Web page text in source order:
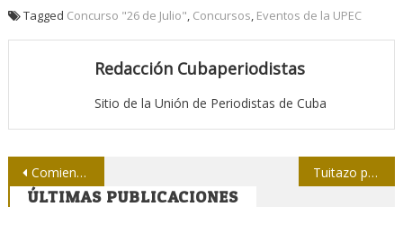
Tagged Concurso "26 de Julio", Concursos, Eventos de la UPEC
Redacción Cubaperiodistas
Sitio de la Unión de Periodistas de Cuba
Navegación
de
Comienza jornada por los 70 años de Radio Sancti Spíritus Tuitazo por los 10 años de Cienfuegos en la lista del Patrimonio Mundial
ÚLTIMAS PUBLICACIONES